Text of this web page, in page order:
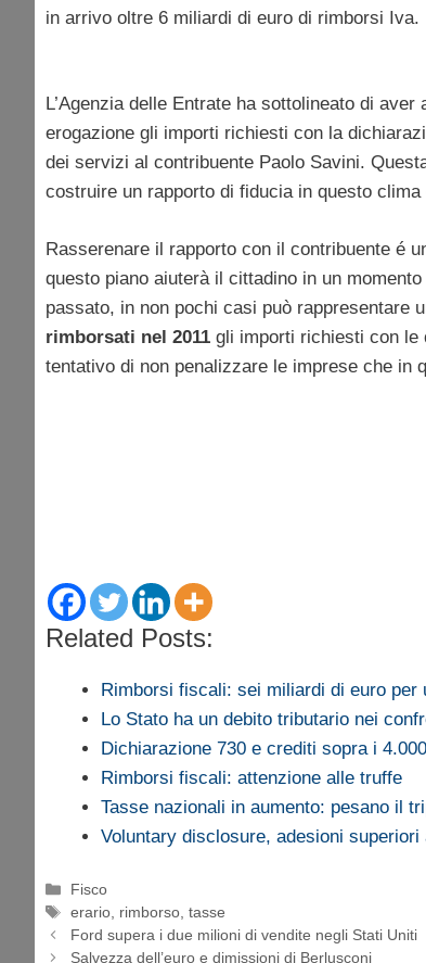
in arrivo oltre 6 miliardi di euro di rimborsi Iva.
L’Agenzia delle Entrate ha sottolineato di aver
erogazione gli importi richiesti con la
dei servizi al contribuente Paolo Savini.
costruire un rapporto di fiducia in questo
Rasserenare il rapporto con il contribuente é
questo piano aiuterà il cittadino in un
passato, in non pochi casi può rappresentare
rimborsati nel 2011 gli importi richiesti con le
tentativo di non penalizzare le imprese che in
Related Posts:
Rimborsi fiscali: sei miliardi di euro per
Lo Stato ha un debito tributario nei
Dichiarazione 730 e crediti sopra i
Rimborsi fiscali: attenzione alle truffe
Tasse nazionali in aumento: pesano il
Voluntary disclosure, adesioni superiori
Categorie
Fisco
Tag
erario rimborso ,tasse
Ford supera i due milioni di vendite negli Stati Uniti
Salvezza dell’euro e dimissioni di Berlusconi